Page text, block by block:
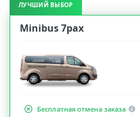
ЛУЧШИЙ ВЫБОР
Minibus 7pax
Бесплатная отмена заказа